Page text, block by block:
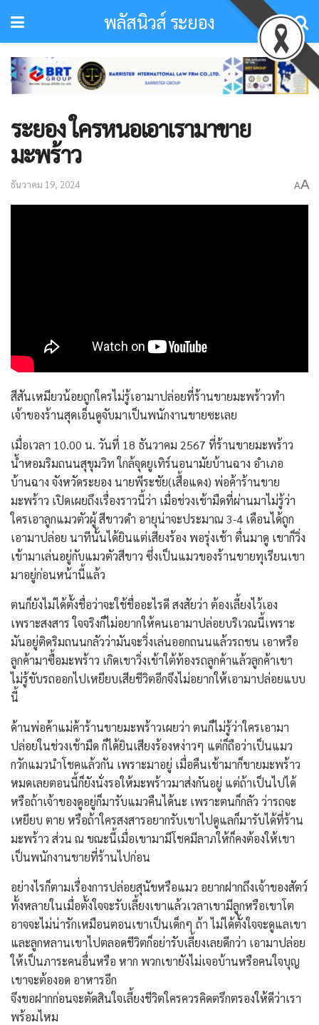
พลัสนิวส์ ระยอง
ระยอง ใครหนอเอาเรามาขาย
มะพร้าว
ธันวาคม 19, 2024 AA
สีสันเหมียวน้อยถูกใครไม่รู้เอามาปล่อยที่ร้านขายมะพร้าวทำ
เจ้าของร้านสุดเอ็นดูจับมาเป็นพนักงานขายซะเลย
เมื่อเวลา 10.00 น. วันที่ 18 ธันวาคม 2567 ที่ร้านขายมะพร้าว
น้ำหอมริมถนนสุขุมวิท ใกล้จุดยูเทิร์นอนามัยบ้านฉาง อำเภอ
บ้านฉาง จังหวัดระยอง นายพีระชัย(เสื้อแดง) พ่อค้าร้านขาย
มะพร้าว เปิดเผยถึงเรื่องราวนี้ว่า เมื่อช่วงเช้ามืดที่ผ่านมาไม่รู้ว่า
ใครเอาลูกแมวตัวผู้ สีขาวดำ อายุน่าจะประมาณ 3-4 เดือนได้ถูก
เอามาปล่อย นาทีนั้นได้ยินแต่เสียงร้อง พอรุ่งเช้า ตื่นมาดู เขาก็วิ่ง
เข้ามาเล่นอยู่กับแมวตัวสีขาว ซึ่งเป็นแมวของร้านขายทุเรียนเขา
มาอยู่ก่อนหน้านี้แล้ว
ตนก็ยังไม่ได้ตั้งชื่อว่าจะใช้ชื่ออะไรดี สงสัยว่า ต้องเลี้ยงไว้เอง
เพราะสงสาร ใจจริงก็ไม่อยากให้คนเอามาปล่อยบริเวณนี้เพราะ
มันอยู่ติดริมถนนกลัวว่ามันจะวิ่งเล่นออกถนนแล้วรถชน เอาหรือ
ลูกค้ามาซื้อมะพร้าว เกิดเขาวิ่งเข้าใต้ท้องรถลูกค้าแล้วลูกค้าเขา
ไม่รู้ขับรถออกไปเหยียบเสียชีวิตอีกจึงไม่อยากให้เอามาปล่อยแบบ
นี้
ด้านพ่อค้าแม่ค้าร้านขายมะพร้าวเผยว่า ตนก็ไม่รู้ว่าใครเอามา
ปล่อยในช่วงเช้ามืด ก็ได้ยินเสียงร้องหง่าวๆ แต่ก็ถือว่าเป็นแมว
กวักแมวนำโชคแล้วกัน เพราะมาอยู่ เมื่อคืนเช้ามาก็ขายมะพร้าว
หมดเลยตอนนี้ก็ยังนั่งรอให้มะพร้าวมาส่งกันอยู่ แต่ถ้าเป็นไปได้
หรือถ้าเจ้าของดูอยู่ก็มารับแมวคืนได้นะ เพราะตนก็กลัว ว่ารถจะ
เหยียบ ตาย หรือถ้าใครสงสารอยากรับเขาไปดูแลก็มารับได้ที่ร้าน
มะพร้าว ส่วน ณ ขณะนี้เมื่อเขามามีโชคมีลาภให้ก็คงต้องให้เขา
เป็นพนักงานขายที่ร้านไปก่อน
อย่างไรก็ตามเรื่องการปล่อยสุนัขหรือแมว อยากฝากถึงเจ้าของสัตว์
ทั้งหลายในเมื่อตั้งใจจะรับเลี้ยงเขาแล้วเวลาเขามีลูกหรือเขาโต
อาจจะไม่น่ารักเหมือนตอนเขาเป็นเด็กๆ ถ้า ไม่ได้ตั้งใจจะดูแลเขา
และลูกหลานเขาไปตลอดชีวิตก็อย่ารับเลี้ยงเลยดีกว่า เอามาปล่อย
ให้เป็นภาระคนอื่นหรือ หาก พวกเขายังไม่เจอบ้านหรือคนใจบุญ
เขาจะต้องอด อาหารอีก
จึงขอฝากก่อนจะตัดสินใจเลี้ยงชีวิตใครควรคิดตรึกตรองให้ดีว่าเรา
พร้อมไหม